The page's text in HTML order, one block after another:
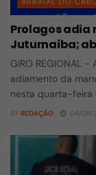
Prolagos adia
Juturnaíba;
GIRO REGIONAL
adiamento da
nesta quarta-feira
BY REDAÇÃO 04/08/